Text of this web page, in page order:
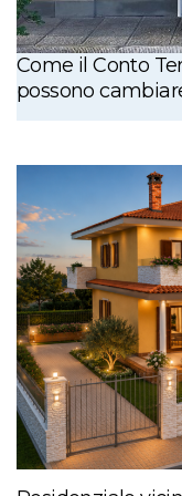
Come il Conto
possono